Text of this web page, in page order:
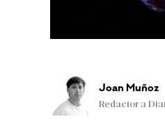
Joan Muñoz
Redactor a